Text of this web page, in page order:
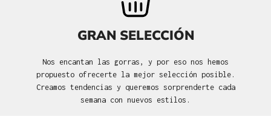
GRAN SELECCIÓN
Nos encantan las gorras, y por eso nos hemos
propuesto ofrecerte la mejor selección posible.
Creamos tendencias y queremos sorprenderte cada
semana con nuevos estilos.